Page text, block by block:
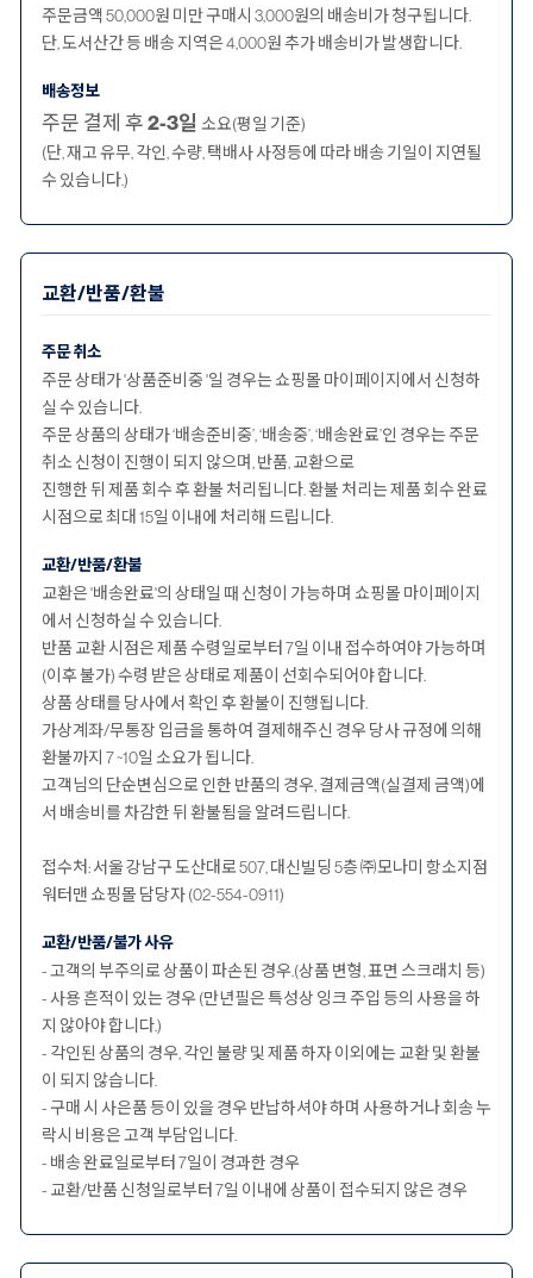
주문금액 50,000원 미만 구매시 3,000원의 배송비가 청구됩니다.
단, 도서산간 등 배송 지역은 4,000원 추가 배송비가 발생합니다.
배송정보
주문 결제 후2-3일 소요(평일 기준)
(단, 재고 유무, 각인, 수량, 택배사 사정등에 따라 배송 기일이 지연될
수 있습니다.)
교환/반품/환불
주문 취소
주문 상태가 '상품준비중 '일 경우는 쇼핑몰 마이페이지에서 신청하
실 수 있습니다.
주문 상품의 상태가 ‘배송준비중’, ‘배송중’, ‘배송완료’인 경우는 주문
취소 신청이 진행이 되지 않으며, 반품, 교환으로
진행한 뒤 제품 회수 후 환불 처리됩니다. 환불 처리는 제품 회수 완료
시점으로 최대 15일 이내에 처리해 드립니다.
교환/반품/환불
교환은 '배송완료'의 상태일 때 신청이 가능하며 쇼핑몰 마이페이지
에서 신청하실 수 있습니다.
반품 교환 시점은 제품 수령일로부터 7일 이내 접수하여야 가능하며
(이후 불가) 수령 받은 상태로 제품이 선회수되어야 합니다.
상품 상태를 당사에서 확인 후 환불이 진행됩니다.
가상계좌/무통장 입금을 통하여 결제해주신 경우 당사 규정에 의해
환불까지 7 ~10일 소요가 됩니다.
고객님의 단순변심으로 인한 반품의 경우, 결제금액(실결제 금액)에
서 배송비를 차감한 뒤 환불됨을 알려드립니다.
접수처: 서울 강남구 도산대로 507, 대신빌딩 5층 ㈜모나미 항소지점
워터맨 쇼핑몰 담당자 (02-554-0911)
교환/반품/불가 사유
- 고객의 부주의로 상품이 파손된 경우.(상품 변형, 표면 스크래치 등)
- 사용 흔적이 있는 경우 (만년필은 특성상 잉크 주입 등의 사용을 하
지 않아야 합니다.)
- 각인된 상품의 경우, 각인 불량 및 제품 하자 이외에는 교환 및 환불
이 되지 않습니다.
- 구매 시 사은품 등이 있을 경우 반납하셔야 하며 사용하거나 회송 누
락시 비용은 고객 부담입니다.
- 배송 완료일로부터 7일이 경과한 경우
- 교환/반품 신청일로부터 7일 이내에 상품이 접수되지 않은 경우